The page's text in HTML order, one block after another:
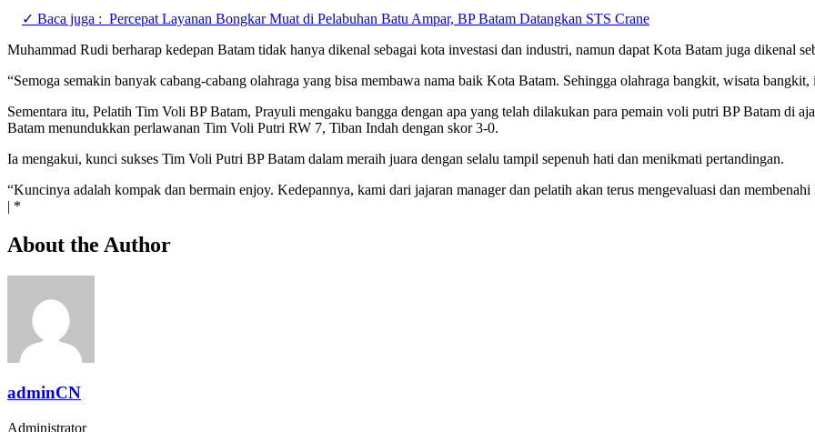
✓ Baca juga : Percepat Layanan Bongkar Muat di Pelabuhan Batu Ampar, BP Batam Datangkan STS Crane
Muhammad Rudi berharap kedepan Batam tidak hanya dikenal sebagai kota investasi dan industri, namun dapat Kota Batam juga dikenal
“Semoga semakin banyak cabang-cabang olahraga yang bisa membawa nama baik Kota Batam. Sehingga olahraga bangkit, wisata
Sementara itu, Pelatih Tim Voli BP Batam, Prayuli mengaku bangga dengan apa yang telah dilakukan para pemain voli putri BP Batam di
Batam menundukkan perlawanan Tim Voli Putri RW 7, Tiban Indah dengan skor 3-0.
Ia mengakui, kunci sukses Tim Voli Putri BP Batam dalam meraih juara dengan selalu tampil sepenuh hati dan menikmati pertandingan.
“Kuncinya adalah kompak dan bermain enjoy. Kedepannya, kami dari jajaran manager dan pelatih akan terus mengevaluasi dan
| *
About the Author
adminCN
Administrator